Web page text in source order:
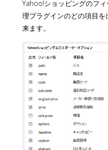
Yahoo!ショッピングのフ
理プラグインのどの項目
来ます。